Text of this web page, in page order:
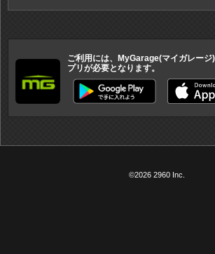
ご利用には、MyGarage(マイガレージ
プリが必要となります。
©2026 2960 Inc.